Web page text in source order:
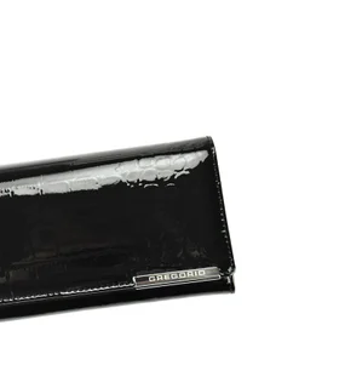
prostorná, s motivem hadí kůže, s
- to vše a mnohem víc je